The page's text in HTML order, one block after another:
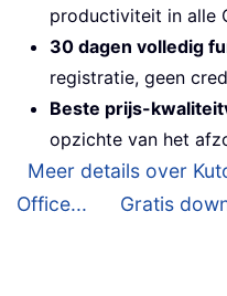
productiviteit in alle
30 dagen volledig
registratie, geen
Beste prijs-
opzichte van het
Meer details over
Office...
Gratis